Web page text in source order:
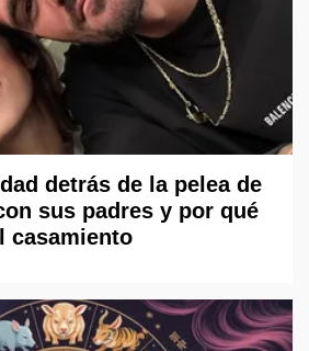
detrás de la pelea de
sus padres y por qué
casamiento